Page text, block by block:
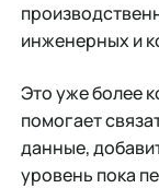
инженерных и
Это уже более
помогает
данные,
уровень пока